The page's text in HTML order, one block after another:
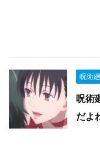
呪術
呪術
だよ